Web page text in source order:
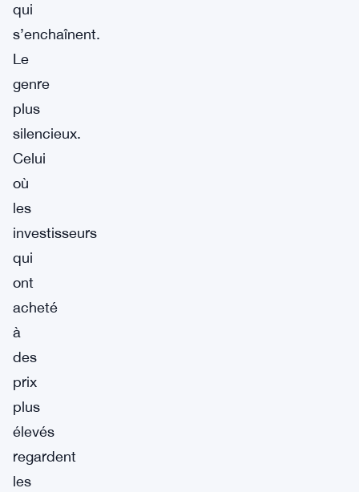
qui
s’enchaînent.
Le
genre
plus
silencieux.
Celui
où
les
investisseurs
qui
ont
acheté
à
des
prix
plus
élevés
regardent
les